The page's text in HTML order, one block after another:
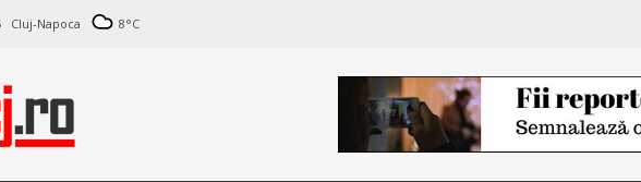
Cluj-Napoca 8°C